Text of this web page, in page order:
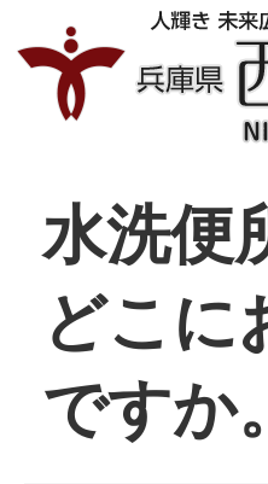
水洗便
どこに
ですか。